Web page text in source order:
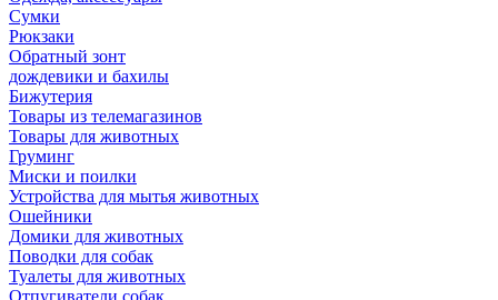
Сумки
Рюкзаки
Обратный зонт
дождевики и бахилы
Бижутерия
Товары из телемагазинов
Товары для животных
Груминг
Миски и поилки
Устройства для мытья животных
Ошейники
Домики для животных
Поводки для собак
Туалеты для животных
Отпугиватели собак